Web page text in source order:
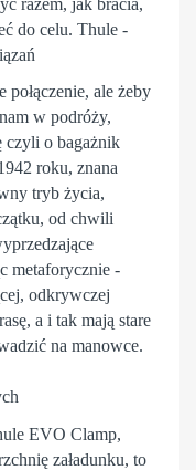
razem, jak bracia,
do celu. Thule -
ale żeby
w podróży,
czyli o bagażnik
roku, znana
tryb życia,
od chwili
metaforycznie -
odkrywczej
a i tak mają stare
na manowce.
EVO Clamp,
załadunku, to